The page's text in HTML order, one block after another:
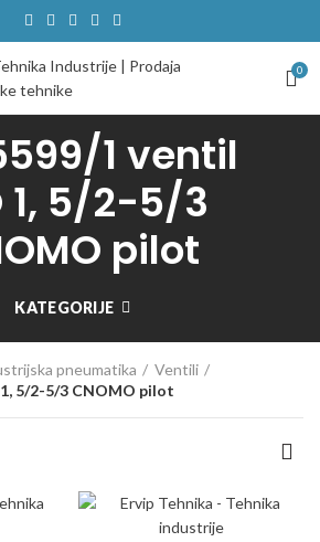
0
1 ventil
1, 5/2-5/3
pilot
KATEGORIJE
pneumatika
Ventili
5/2-5/3 CNOMO pilot